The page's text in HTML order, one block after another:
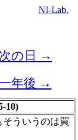
NI-Lab.
次の日 →
一年後 →
10)
そういうのは買